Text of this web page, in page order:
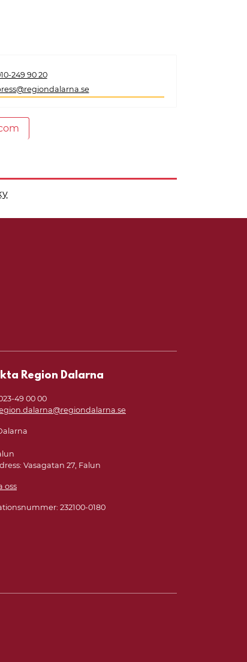
249 90 20
sida på
Region Dalarna
49 00 00
Vasagatan 27, Falun
oss
232100-0180